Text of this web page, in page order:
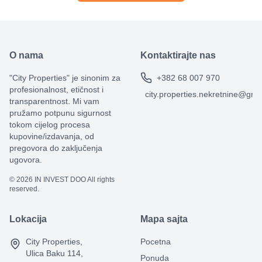
O nama
"City Properties" je sinonim za
profesionalnost, etičnost i
transparentnost. Mi vam
pružamo potpunu sigurnost
tokom cijelog procesa
kupovine/izdavanja, od
pregovora do zaključenja
ugovora.
© 2026 IN INVEST DOO All rights
reserved.
Kontaktirajte nas
+382 68 007 970
Lokacija
City Properties,
Ulica Baku 114,
Mapa sajta
Pocetna
Ponuda